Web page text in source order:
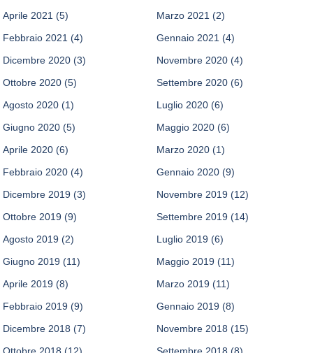
Aprile 2021 (5) Marzo 2021 (2)
Febbraio 2021 (4) Gennaio 2021 (4)
Dicembre 2020 (3) Novembre 2020 (4)
Ottobre 2020 (5) Settembre 2020 (6)
Agosto 2020 (1) Luglio 2020 (6)
Giugno 2020 (5) Maggio 2020 (6)
Aprile 2020 (6) Marzo 2020 (1)
Febbraio 2020 (4) Gennaio 2020 (9)
Dicembre 2019 (3) Novembre 2019 (12)
Ottobre 2019 (9) Settembre 2019 (14)
Agosto 2019 (2) Luglio 2019 (6)
Giugno 2019 (11) Maggio 2019 (11)
Aprile 2019 (8) Marzo 2019 (11)
Febbraio 2019 (9) Gennaio 2019 (8)
Dicembre 2018 (7) Novembre 2018 (15)